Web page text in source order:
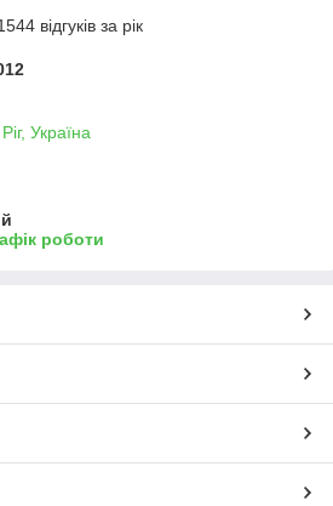
відгуків за рік
Україна
роботи